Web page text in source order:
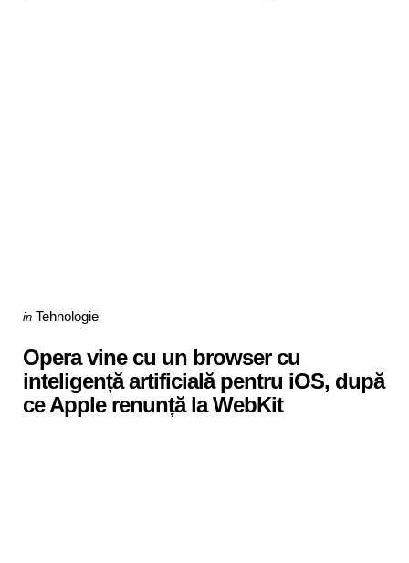
Categories
Posted
in Tehnologie
Opera vine cu un browser cu
inteligență artificială pentru iOS, după
ce Apple renunță la WebKit